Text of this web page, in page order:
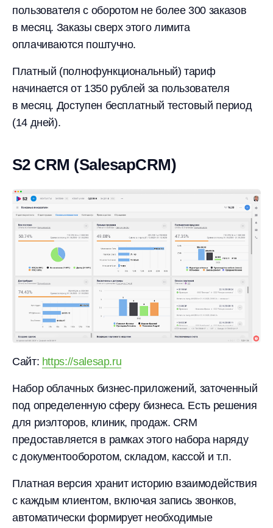
пользователя с оборотом не более 300 заказов
в месяц. Заказы сверх этого лимита
оплачиваются поштучно.
Платный (полнофункциональный) тариф
начинается от 1350 рублей за пользователя
в месяц. Доступен бесплатный тестовый период
(14 дней).
S2 CRM (SalesapCRM)
Сайт: https://salesap.ru
Набор облачных бизнес-приложений, заточенный
под определенную сферу бизнеса. Есть решения
для риэлторов, клиник, продаж. CRM
предоставляется в рамках этого набора наряду
с документооборотом, складом, кассой и т.п.
Платная версия хранит историю взаимодействия
с каждым клиентом, включая запись звонков,
автоматически формирует необходимые